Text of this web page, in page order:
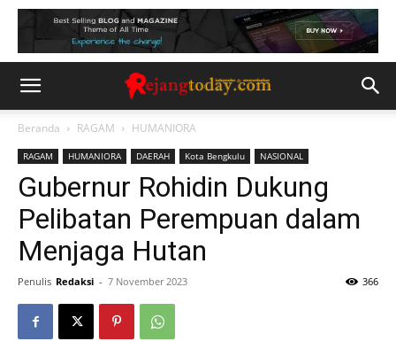
Beranda RAGAM HUMANIORA
RAGAM HUMANIORA DAERAH Kota Bengkulu NASIONAL
Gubernur Rohidin Dukung
Pelibatan Perempuan dalam
Menjaga Hutan
Penulis Redaksi - 7 November 2023 366